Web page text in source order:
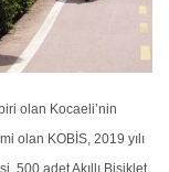
olan Kocaeli’nin
olan KOBİS, 2019 yılı